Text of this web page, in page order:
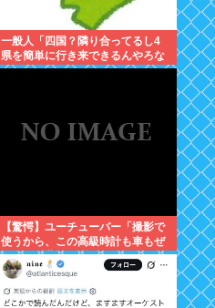
一般人「四国？隣り合ってるし4
県を簡単に行き来できるんやろな
あ」←これwww
【驚愕】ユーチューバー「撮影で
使うから、この高級時計も車もぜ
～んぶ経費でタダ！ｗ」←まさか
コレ本気にしてる奴なんておらん
よな？よな？w w w w w w w w w
w w